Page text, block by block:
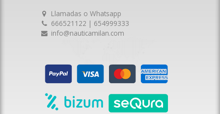
Llamadas o Whatsapp
666521122 | 654999333
info@nauticamilan.com